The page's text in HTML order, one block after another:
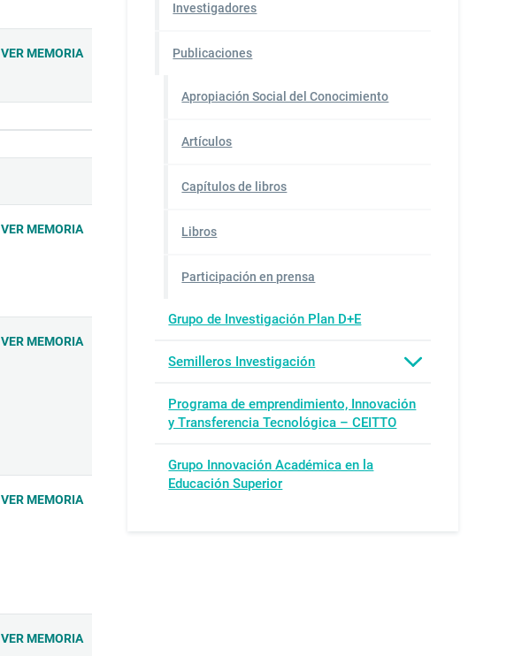
VER MEMORIA
VER MEMORIA
VER MEMORIA
VER MEMORIA
VER MEMORIA
Investigadores
Publicaciones
Apropiación Social del Conocimiento
Artículos
Capítulos de libros
Libros
Participación en prensa
Grupo de Investigación Plan D+E
Semilleros Investigación
Programa de emprendimiento, Innovación
y Transferencia Tecnológica – CEITTO
Grupo Innovación Académica en la
Educación Superior